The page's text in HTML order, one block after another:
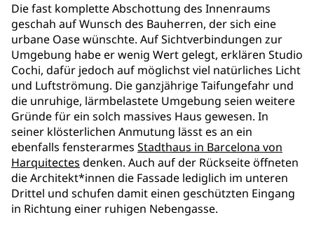
Die fast komplette Abschottung des Innenraums
geschah auf Wunsch des Bauherren, der sich eine
urbane Oase wünschte. Auf Sichtverbindungen zur
Umgebung habe er wenig Wert gelegt, erklären Studio
Cochi, dafür jedoch auf möglichst viel natürliches Licht
und Luftströmung. Die ganzjährige Taifungefahr und
die unruhige, lärmbelastete Umgebung seien weitere
Gründe für ein solch massives Haus gewesen. In
seiner klösterlichen Anmutung lässt es an ein
ebenfalls fensterarmes Stadthaus in Barcelona von
Harquitectes denken. Auch auf der Rückseite öffneten
die Architekt*innen die Fassade lediglich im unteren
Drittel und schufen damit einen geschützten Eingang
in Richtung einer ruhigen Nebengasse.